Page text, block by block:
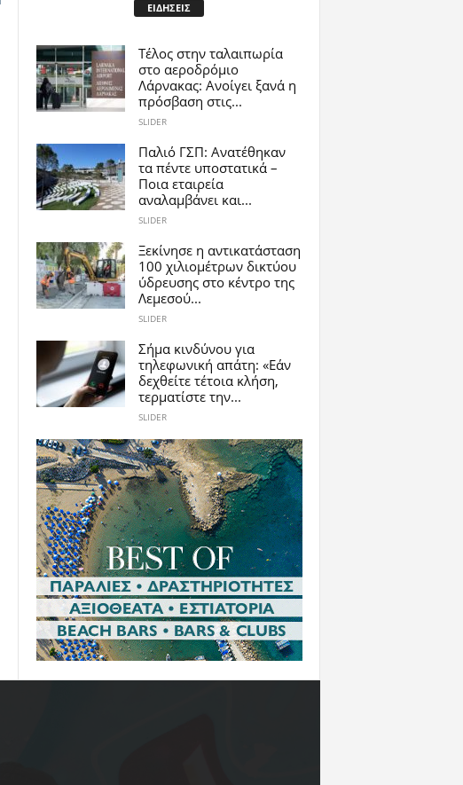
ΕΙΔΗΣΕΙΣ
Tέλος στην ταλαιπωρία
στο αεροδρόμιο
Λάρνακας: Ανοίγει ξανά η
πρόσβαση στις...
SLIDER
Παλιό ΓΣΠ: Ανατέθηκαν
τα πέντε υποστατικά –
Ποια εταιρεία
αναλαμβάνει και...
SLIDER
Ξεκίνησε η αντικατάσταση
100 χιλιομέτρων δικτύου
ύδρευσης στο κέντρο της
Λεμεσού...
SLIDER
Σήμα κινδύνου για
τηλεφωνική απάτη: «Εάν
δεχθείτε τέτοια κλήση,
τερματίστε την...
SLIDER